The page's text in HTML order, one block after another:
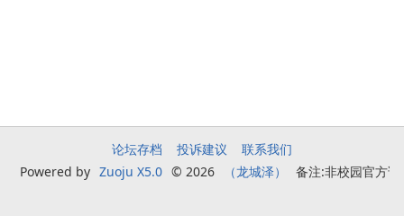
论坛存档 投诉建议
联系我们
Powered by Zuoju X5.0 © 2026 （龙城泽） 备注:非校园官方论